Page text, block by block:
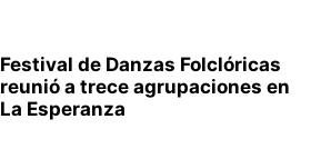
Festival de Danzas Folclóricas
reunió a trece agrupaciones en
La Esperanza